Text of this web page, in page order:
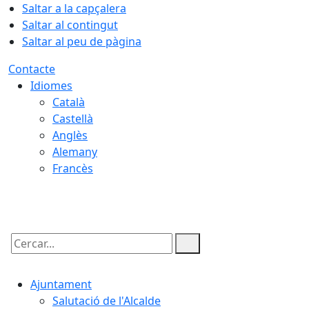
Saltar a la capçalera
Saltar al contingut
Saltar al peu de pàgina
Contacte
Idiomes
Català
Castellà
Anglès
Alemany
Francès
Cercar:
Ajuntament
Salutació de l'Alcalde